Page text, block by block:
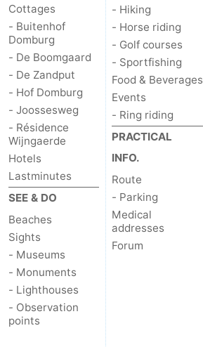
Cottages
- Buitenhof
Domburg
- De Boomgaard
- De Zandput
- Hof Domburg
- Joossesweg
- Résidence
Wijngaerde
Hotels
Lastminutes
SEE & DO
Beaches
Sights
- Museums
- Monuments
- Lighthouses
- Observation
points
- Hiking
- Horse riding
- Golf courses
- Sportfishing
Food & Beverages
Events
- Ring riding
PRACTICAL
INFO.
Route
- Parking
Medical
addresses
Forum